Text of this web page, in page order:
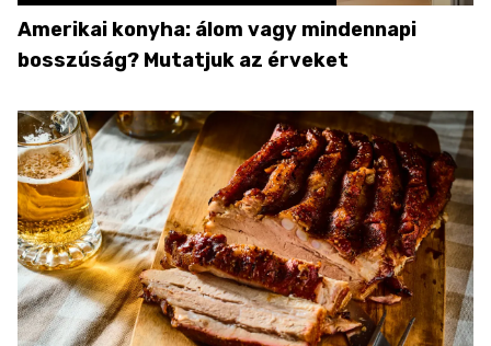
Amerikai konyha: álom vagy mindennapi
bosszúság? Mutatjuk az érveket